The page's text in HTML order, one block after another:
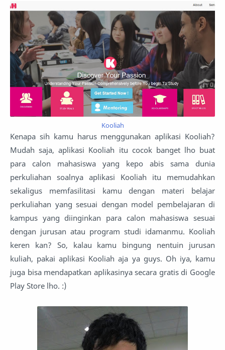
Kooliah
Kenapa sih kamu harus menggunakan aplikasi Kooliah?
Mudah saja, aplikasi Kooliah itu cocok banget lho buat
para calon mahasiswa yang kepo abis sama dunia
perkuliahan soalnya aplikasi Kooliah itu memudahkan
sekaligus memfasilitasi kamu dengan materi belajar
perkuliahan yang sesuai dengan model pembelajaran di
kampus yang diinginkan para calon mahasiswa sesuai
dengan jurusan atau program studi idamanmu. Kooliah
keren kan? So, kalau kamu bingung nentuin jurusan
kuliah, pakai aplikasi Kooliah aja ya guys. Oh iya, kamu
juga bisa mendapatkan aplikasinya secara gratis di Google
Play Store lho. :)